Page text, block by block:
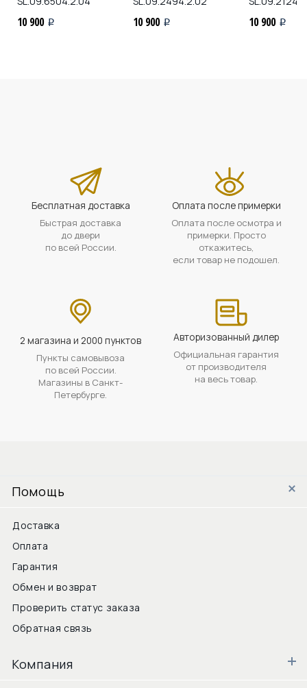
10 900 i 10 900 i 10 900 i
Бесплатная доставка
Быстрая доставка
до двери
по всей России.
Оплата после примерки
Оплата после осмотра и
примерки. Просто
откажитесь,
если товар не подошел.
2 магазина и 2000 пунктов
Пункты самовывоза
по всей России.
Магазины в Санкт-
Петербурге.
Авторизованный дилер
Официальная гарантия
от производителя
на весь товар.
Помощь
Доставка
Оплата
Гарантия
Обмен и возврат
Проверить статус заказа
Обратная связь
Компания